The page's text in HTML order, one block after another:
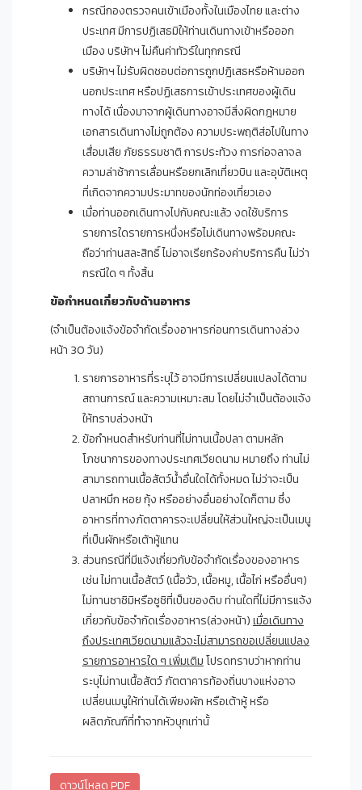
กรณีกองตรวจคนเข้าเมืองทั้งในเมืองไทย และต่าง
ประเทศ มีการปฏิเสธมิให้ท่านเดินทางเข้าหรือออก
เมือง บริษัทฯ ไม่คืนค่าทัวร์ในทุกกรณี
บริษัทฯ ไม่รับผิดชอบต่อการถูกปฎิเสธหรือห้ามออก
นอกประเทศ หรือปฏิเสธการเข้าประเทศของผู้เดิน
ทางได้ เนื่องมาจากผู้เดินทางอาจมีสิ่งผิดกฎหมาย
เอกสารเดินทางไม่ถูกต้อง ความประพฤติส่อไปในทาง
เสื่อมเสีย ภัยธรรมชาติ การประท้วง การก่อจลาจล
ความล่าช้าการเลื่อนหรือยกเลิกเที่ยวบิน และอุบัติเหตุ
ที่เกิดจากความประมาทของนักท่องเที่ยวเอง
เมื่อท่านออกเดินทางไปกับคณะแล้ว งดใช้บริการ
รายการใดรายการหนึ่งหรือไม่เดินทางพร้อมคณะ
ถือว่าท่านสละสิทธิ์ ไม่อาจเรียกร้องค่าบริการคืน ไม่ว่า
กรณีใด ๆ ทั้งสิ้น
ข้อกำหนดเกี่ยวกับด้านอาหาร
(จำเป็นต้องแจ้งข้อจำกัดเรื่องอาหารก่อนการเดินทางล่วง
หน้า 30 วัน)
รายการอาหารที่ระบุไว้ อาจมีการเปลี่ยนแปลงได้ตาม
สถานการณ์ และความเหมาะสม โดยไม่จำเป็นต้องแจ้ง
ให้ทราบล่วงหน้า
ข้อกำหนดสำหรับท่านที่ไม่ทานเนื้อปลา ตามหลัก
โภชนาการของทางประเทศเวียดนาม หมายถึง ท่านไม่
สามารถทานเนื้อสัตว์น้ำอื่นใดได้ทั้งหมด ไม่ว่าจะเป็น
ปลาหมึก หอย กุ้ง หรืออย่างอื่นอย่างใดก็ตาม ซึ่ง
อาหารที่ทางภัตตาคารจะเปลี่ยนให้ส่วนใหญ่จะเป็นเมนู
ที่เป็นผักหรือเต้าหู้แทน
ส่วนกรณีที่มีแจ้งเกี่ยวกับข้อจำกัดเรื่องของอาหาร
เช่น ไม่ทานเนื้อสัตว์ (เนื้อวัว, เนื้อหมู, เนื้อไก่ หรืออื่นๆ)
ไม่ทานซาชิมิหรือซูชิที่เป็นของดิบ ท่านใดที่ไม่มีการแจ้ง
เกี่ยวกับข้อจำกัดเรื่องอาหาร(ล่วงหน้า)เมื่อเดินทาง
ถึงประเทศเวียดนามแล้วจะไม่สามารถขอเปลี่ยนแปลง
รายการอาหารใด ๆ เพิ่มเติมโปรดทราบว่าหากท่าน
ระบุไม่ทานเนื้อสัตว์ ภัตตาคารท้องถิ่นบางแห่งอาจ
เปลี่ยนเมนูให้ท่านได้เพียงผัก หรือเต้าหู้ หรือ
ผลิตภัณฑ์ที่ทำจากหัวบุกเท่านั้
ดาวน์โหลด PDF